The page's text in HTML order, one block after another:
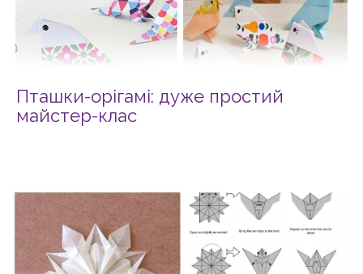
Пташки-орігамі: дуже простий
майстер-клас